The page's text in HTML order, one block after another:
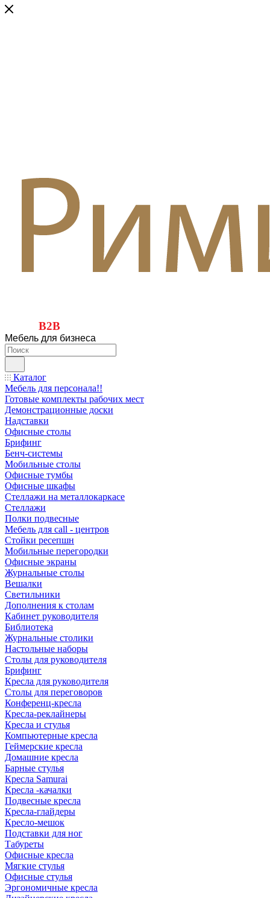
B2B
Мебель для бизнеса
Каталог
Мебель для персонала!!
Готовые комплекты рабочих мест
Демонстрационные доски
Надставки
Офисные столы
Брифинг
Бенч-системы
Мобильные столы
Офисные тумбы
Офисные шкафы
Стеллажи на металлокаркасе
Стеллажи
Полки подвесные
Мебель для call - центров
Стойки ресепшн
Мобильные перегородки
Офисные экраны
Журнальные столы
Вешалки
Светильники
Дополнения к столам
Кабинет руководителя
Библиотека
Журнальные столики
Настольные наборы
Столы для руководителя
Брифинг
Кресла для руководителя
Столы для переговоров
Конференц-кресла
Кресла-реклайнеры
Кресла и стулья
Компьютерные кресла
Геймерские кресла
Домашние кресла
Барные стулья
Кресла Samurai
Кресла -качалки
Подвесные кресла
Кресла-глайдеры
Кресло-мешок
Подставки для ног
Табуреты
Офисные кресла
Мягкие стулья
Офисные стулья
Эргономичные кресла